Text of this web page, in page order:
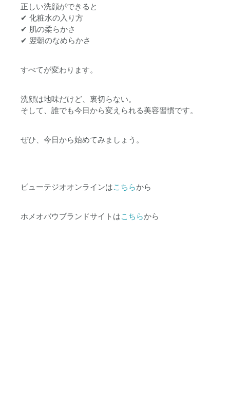
正しい洗顔ができると
✔ 化粧水の入り方
✔ 肌の柔らかさ
✔ 翌朝のなめらかさ
すべてが変わります。
洗顔は地味だけど、裏切らない。
そして、誰でも今日から変えられる美容習慣です。
ぜひ、今日から始めてみましょう。
ビューテジオオンラインはこちらから
ホメオバウブランドサイトはこちらから